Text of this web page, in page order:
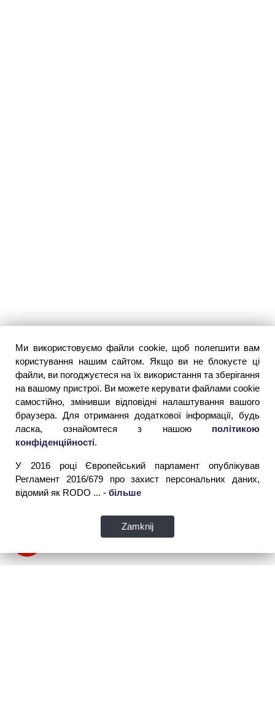
Ми використовуємо файли cookie, щоб полегшити вам
користування нашим сайтом. Якщо ви не блокуєте ці
файли, ви погоджуєтеся на їх використання та зберігання
на вашому пристрої. Ви можете керувати файлами cookie
самостійно, змінивши відповідні налаштування вашого
браузера. Для отримання додаткової інформації, будь
ласка, ознайомтеся з нашоюполітикою
конфіденційності.
У 2016 році Європейський парламент опублікував
Регламент 2016/679 про захист персональних даних,
відомий як RODO ... - більше
Zamknij